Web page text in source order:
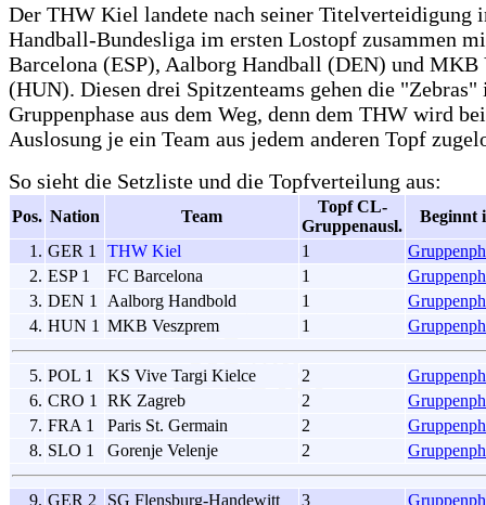
Der THW Kiel landete nach seiner Titelverteidigung
Handball-Bundesliga im ersten Lostopf zusammen
Barcelona (ESP), Aalborg Handball (DEN) und MKB
(HUN). Diesen drei Spitzenteams gehen die "Zebras"
Gruppenphase aus dem Weg, denn dem THW wird
Auslosung je ein Team aus jedem anderen Topf
So sieht die Setzliste und die Topfverteilung aus:
Pos. Nation Team
Topf CL-
Gruppenausl.
Beginnt
1. GER 1 THW Kiel 1
2. ESP 1 FC Barcelona 1
3. DEN 1 Aalborg Handbold 1
4. HUN 1 MKB Veszprem 1
5. POL 1 KS Vive Targi Kielce 2
6. CRO 1 RK Zagreb 2
7. FRA 1 Paris St. Germain 2
8. SLO 1 Gorenje Velenje 2
9. GER 2 SG Flensburg-Handewitt 3